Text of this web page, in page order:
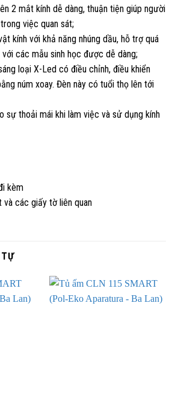
2 mắt kính dễ dàng, thuận tiện giúp người
việc quan sát;
kính với khả năng nhúng dầu, hỗ trợ quá
các mẫu sinh học được dễ dàng;
loại X-Led có điều chỉnh, điều khiển
núm xoay. Đèn này có tuổi thọ lên tới
sự thoải mái khi làm việc và sử dụng kính
kèm
các giấy tờ liên quan